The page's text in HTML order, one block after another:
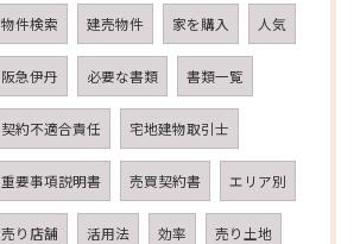
物件検索 建売物件 家を購入 人気
阪急伊丹 必要な書類 書類一覧
契約不適合責任 宅地建物取引士
重要事項説明書 売買契約書 エリア別
売り店舗 活用法 効率 売り土地